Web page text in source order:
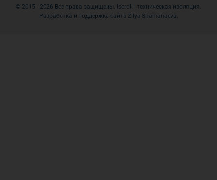
© 2015 - 2026 Все права защищены. Isoroll - техническая изоляция.
Разработка и поддержка сайта Zilya Shamanaeva.